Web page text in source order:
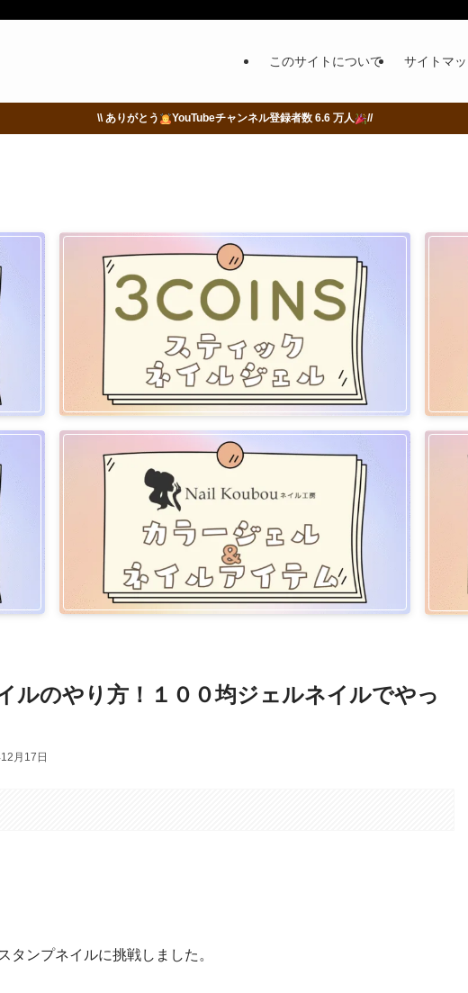
このサイトについて サイトマ
\\ ありがとう YouTubeチャンネル登録者数 6.6 万人 //
ルのやり方！１００均ジェルネイルでやっ
月17日
ンプネイルに挑戦しました。